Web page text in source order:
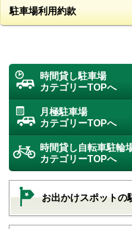
駐車場利用約款
時間貸し駐車場
カテゴリーTOPへ
月極駐車場
カテゴリーTOPへ
時間貸し自転車駐輪
カテゴリーTOPへ
お出かけスポットの